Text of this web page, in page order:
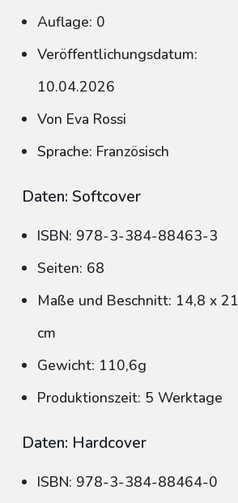
Auflage: 0
Veröffentlichungsdatum:
10.04.2026
Von Eva Rossi
Sprache: Französisch
Daten: Softcover
ISBN: 978-3-384-88463-3
Seiten: 68
Maße und Beschnitt: 14,8 x 21
cm
Gewicht: 110,6g
Produktionszeit: 5 Werktage
Daten: Hardcover
ISBN: 978-3-384-88464-0